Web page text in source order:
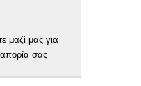
μαζί μας για
σας